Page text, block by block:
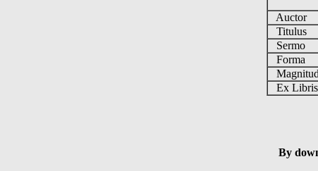
Auctor
Titulus
Sermo
Forma
Ex Libris
By